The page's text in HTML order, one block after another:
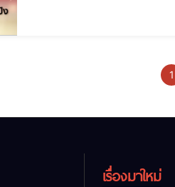
1
เรื่องมาใหม่